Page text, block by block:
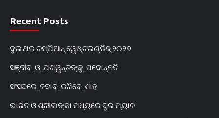
Recent Posts
ଦୁଇ ଥର ଚମ୍ପିଆନ୍‌ ୱେଷ୍ଟଇଣ୍ଡିଜ୍‌ ୨୦୨୭
ସଞ୍ଜୀବ_ଓ_ଯଶୱନ୍ତଙ୍କୁ_ପଦୋନ୍ନତି
ସଂସଦରେ_ଜବାବ_ରଖିବେ_ଶାହ
ଭାରତ ଓ ଶ୍ରୀଲଙ୍କା ମଧ୍ୟରେ ଦୁଇ ମ୍ୟାଚ